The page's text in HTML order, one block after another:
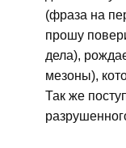
(фраза на
прошу
дела),
мезоны),
Так же